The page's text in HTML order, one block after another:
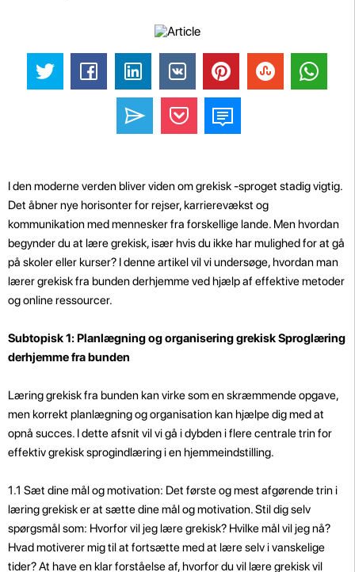
I den moderne verden bliver viden om grekisk -sproget stadig vigtig.
Det åbner nye horisonter for rejser, karrierevækst og
kommunikation med mennesker fra forskellige lande. Men hvordan
begynder du at lære grekisk, især hvis du ikke har mulighed for at gå
på skoler eller kurser? I denne artikel vil vi undersøge, hvordan man
lærer grekisk fra bunden derhjemme ved hjælp af effektive metoder
og online ressourcer.
Subtopisk 1: Planlægning og organisering grekisk Sproglæring
derhjemme fra bunden
Læring grekisk fra bunden kan virke som en skræmmende opgave,
men korrekt planlægning og organisation kan hjælpe dig med at
opnå succes. I dette afsnit vil vi gå i dybden i flere centrale trin for
effektiv grekisk sprogindlæring i en hjemmeindstilling.
1.1 Sæt dine mål og motivation: Det første og mest afgørende trin i
læring grekisk er at sætte dine mål og motivation. Stil dig selv
spørgsmål som: Hvorfor vil jeg lære grekisk? Hvilke mål vil jeg nå?
Hvad motiverer mig til at fortsætte med at lære selv i vanskelige
tider? At have en klar forståelse af, hvorfor du vil lære grekisk vil